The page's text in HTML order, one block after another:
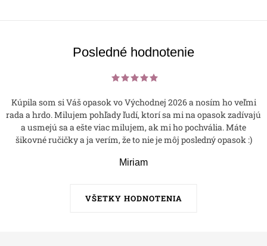
Posledné hodnotenie
VŠETKY HODNOTENIA
Kúpila som si Váš opasok vo Východnej 2026 a nosím ho veľmi
rada a hrdo. Milujem pohľady ľudí, ktorí sa mi na opasok zadívajú
a usmejú sa a ešte viac milujem, ak mi ho pochvália. Máte
šikovné ručičky a ja verím, že to nie je môj posledný opasok :)
Miriam